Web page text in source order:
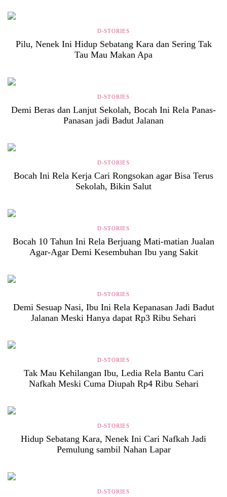
D-STORIES
Pilu, Nenek Ini Hidup Sebatang Kara dan Sering Tak
Tau Mau Makan Apa
D-STORIES
Demi Beras dan Lanjut Sekolah, Bocah Ini Rela Panas-
Panasan jadi Badut Jalanan
D-STORIES
Bocah Ini Rela Kerja Cari Rongsokan agar Bisa Terus
Sekolah, Bikin Salut
D-STORIES
Bocah 10 Tahun Ini Rela Berjuang Mati-matian Jualan
Agar-Agar Demi Kesembuhan Ibu yang Sakit
D-STORIES
Demi Sesuap Nasi, Ibu Ini Rela Kepanasan Jadi Badut
Jalanan Meski Hanya dapat Rp3 Ribu Sehari
D-STORIES
Tak Mau Kehilangan Ibu, Ledia Rela Bantu Cari
Nafkah Meski Cuma Diupah Rp4 Ribu Sehari
D-STORIES
Hidup Sebatang Kara, Nenek Ini Cari Nafkah Jadi
Pemulung sambil Nahan Lapar
D-STORIES